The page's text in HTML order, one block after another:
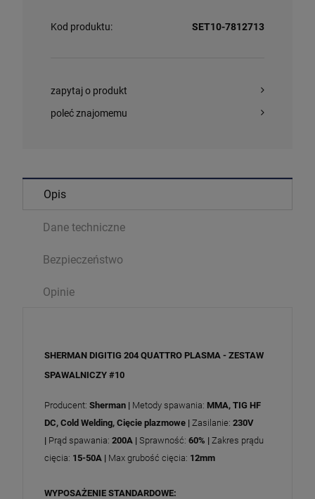
Kod produktu: SET10-7812713
zapytaj o produkt
poleć znajomemu
Opis
Dane techniczne
Bezpieczeństwo
Opinie
SHERMAN DIGITIG 204 QUATTRO PLASMA - ZESTAW
SPAWALNICZY #10
Producent: Sherman | Metody spawania: MMA, TIG HF
DC, Cold Welding, Cięcie plazmowe | Zasilanie: 230V
| Prąd spawania: 200A | Sprawność: 60% | Zakres prądu
cięcia: 15-50A | Max grubość cięcia: 12mm
WYPOSAŻENIE STANDARDOWE: